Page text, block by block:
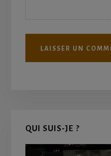
Primary
Sidebar
QUI SUIS-JE ?